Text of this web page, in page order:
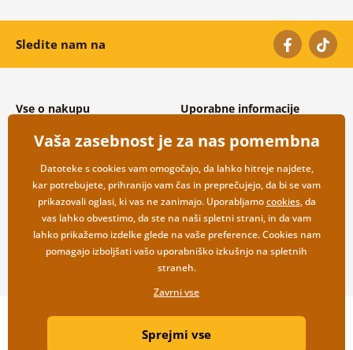
Sledite nam na
Vse o nakupu
Splošni in reklamacijski pogoji
Varovanje osebnih podatkov
Možnosti dostave in plačila
Vračilo blaga
Uporabne informacije
Pogosto zastavljena vprašanja
Kontakti
Veleprodaja
Copyright ©2019 © Dovido.si.
Litvanyi.sk| Spletno trgovino je ustvaril
Vaša zasebnost je za nas pomembna
Datoteke s cookies vam omogočajo, da lahko hitreje najdete,
kar potrebujete, prihranijo vam čas in preprečujejo, da bi se vam
prikazovali oglasi, ki vas ne zanimajo. Uporabljamocookies, da
vas lahko obvestimo, da ste na naši spletni strani, in da vam
lahko prikažemo izdelke glede na vaše preference. Cookies nam
pomagajo izboljšati vašo uporabniško izkušnjo na spletnih
straneh.
Zavrni vse
Sprejmi vse